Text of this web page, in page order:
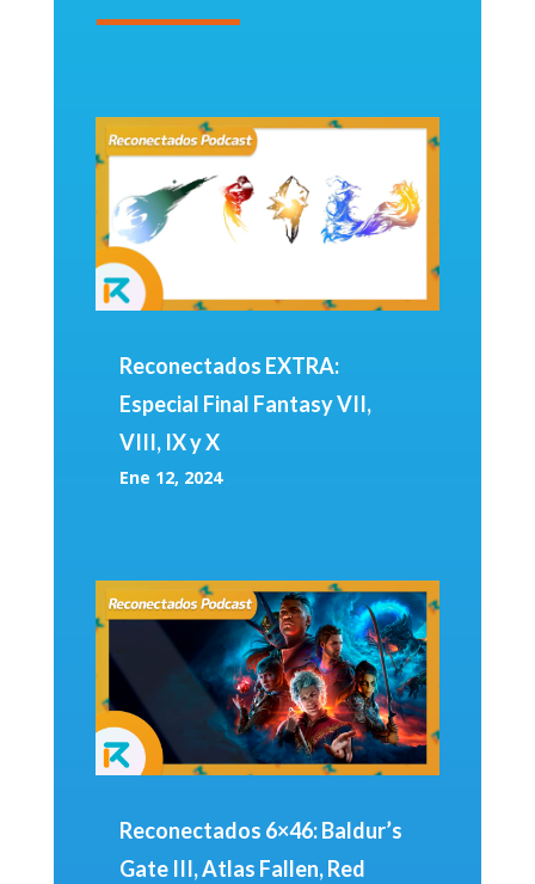
Reconectados EXTRA:
Especial Final Fantasy VII,
VIII, IX y X
Ene 12, 2024
Reconectados 6×46: Baldur’s
Gate III, Atlas Fallen, Red